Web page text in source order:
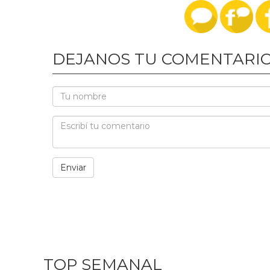
DEJANOS TU
TOP SEMANAL